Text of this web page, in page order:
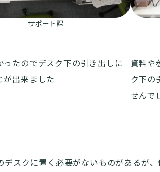
サポート課
ったのでデスク下の引き出しに
が出来ました
資料や
ク下の
せんで
スクに置く必要がないものがあるが